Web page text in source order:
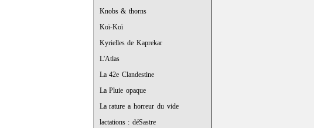
Knobs & thorns
Koï-Koï
Kyrielles de Kaprekar
L'Atlas
La 42e Clandestine
La Pluie opaque
La rature a horreur du vide
lactations : déSastre